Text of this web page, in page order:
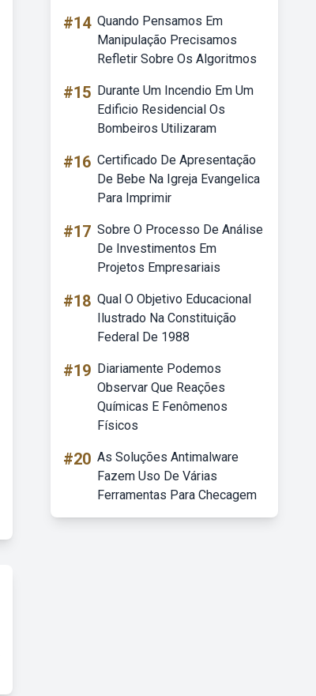
#14 Quando Pensamos Em
Manipulação Precisamos
Refletir Sobre Os Algoritmos
#15 Durante Um Incendio Em Um
Edificio Residencial Os
Bombeiros Utilizaram
#16 Certificado De Apresentação
De Bebe Na Igreja Evangelica
Para Imprimir
#17 Sobre O Processo De Análise
De Investimentos Em
Projetos Empresariais
#18 Qual O Objetivo Educacional
Ilustrado Na Constituição
Federal De 1988
#19 Diariamente Podemos
Observar Que Reações
Químicas E Fenômenos
Físicos
#20 As Soluções Antimalware
Fazem Uso De Várias
Ferramentas Para Checagem